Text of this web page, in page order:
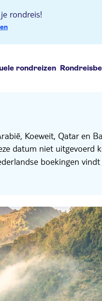
rondreis!
rondreizen
Koeweit, Qatar en
datum niet uitgevoerd
boekingen